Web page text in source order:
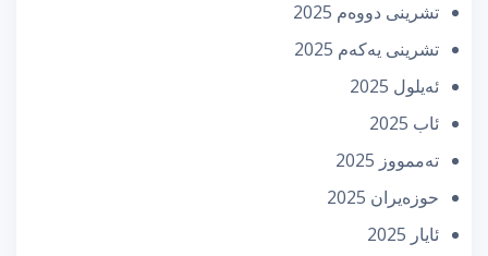
تشرینی دووه‌م 2025
تشرینی یه‌كه‌م 2025
ئه‌یلول 2025
ئاب 2025
تەممووز 2025
حوزه‌یران 2025
ئایار 2025